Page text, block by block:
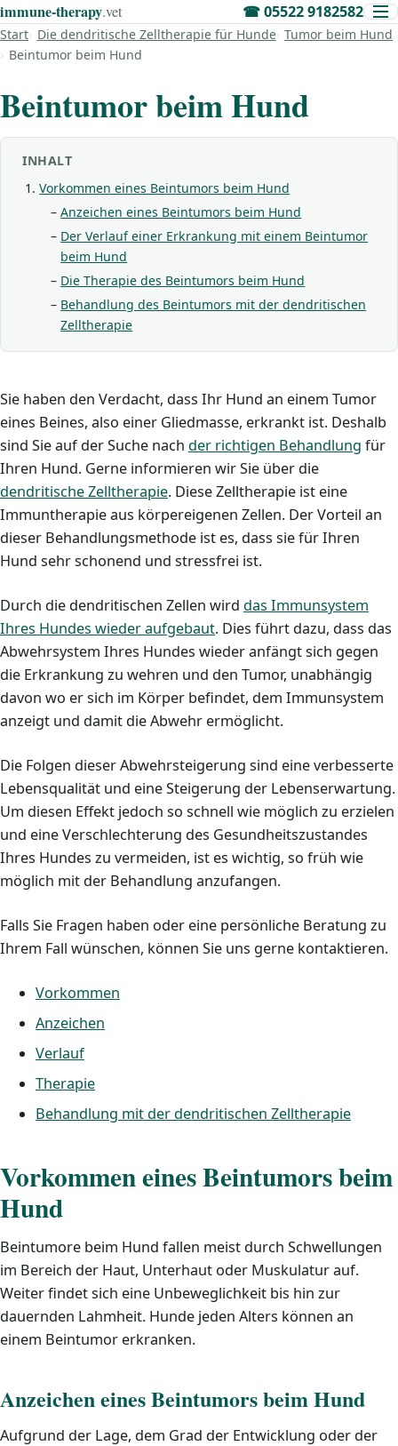
immune‑therapy.vet ☎05522 9182582
Start Die dendritische Zelltherapie für Hunde Tumor beim Hund
Beintumor beim Hund
Beintumor beim Hund
INHALT
Vorkommen eines Beintumors beim Hund
Anzeichen eines Beintumors beim Hund
Der Verlauf einer Erkrankung mit einem Beintumor
beim Hund
Die Therapie des Beintumors beim Hund
Behandlung des Beintumors mit der dendritischen
Zelltherapie
Sie haben den Verdacht, dass Ihr Hund an einem Tumor
eines Beines, also einer Gliedmasse, erkrankt ist. Deshalb
sind Sie auf der Suche nach der richtigen Behandlung für
Ihren Hund. Gerne informieren wir Sie über die
dendritische Zelltherapie. Diese Zelltherapie ist eine
Immuntherapie aus körpereigenen Zellen. Der Vorteil an
dieser Behandlungsmethode ist es, dass sie für Ihren
Hund sehr schonend und stressfrei ist.
Durch die dendritischen Zellen wird das Immunsystem
Ihres Hundes wieder aufgebaut. Dies führt dazu, dass das
Abwehrsystem Ihres Hundes wieder anfängt sich gegen
die Erkrankung zu wehren und den Tumor, unabhängig
davon wo er sich im Körper befindet, dem Immunsystem
anzeigt und damit die Abwehr ermöglicht.
Die Folgen dieser Abwehrsteigerung sind eine verbesserte
Lebensqualität und eine Steigerung der Lebenserwartung.
Um diesen Effekt jedoch so schnell wie möglich zu erzielen
und eine Verschlechterung des Gesundheitszustandes
Ihres Hundes zu vermeiden, ist es wichtig, so früh wie
möglich mit der Behandlung anzufangen.
Falls Sie Fragen haben oder eine persönliche Beratung zu
Ihrem Fall wünschen, können Sie uns gerne kontaktieren.
Vorkommen
Anzeichen
Verlauf
Therapie
Behandlung mit der dendritischen Zelltherapie
Vorkommen eines Beintumors beim
Hund
Beintumore beim Hund fallen meist durch Schwellungen
im Bereich der Haut, Unterhaut oder Muskulatur auf.
Weiter findet sich eine Unbeweglichkeit bis hin zur
dauernden Lahmheit. Hunde jeden Alters können an
einem Beintumor erkranken.
Anzeichen eines Beintumors beim Hund
Aufgrund der Lage, dem Grad der Entwicklung oder der